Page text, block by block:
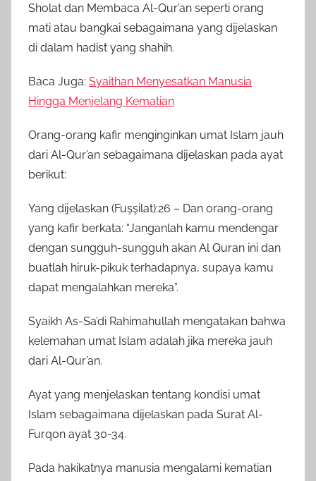
Sholat dan Membaca Al-Qur’an seperti orang
mati atau bangkai sebagaimana yang dijelaskan
di dalam hadist yang shahih.
Baca Juga: Syaithan Menyesatkan Manusia
Hingga Menjelang Kematian
Orang-orang kafir menginginkan umat Islam jauh
dari Al-Qur’an sebagaimana dijelaskan pada ayat
berikut:
Yang dijelaskan (Fuşşilat):26 – Dan orang-orang
yang kafir berkata: “Janganlah kamu mendengar
dengan sungguh-sungguh akan Al Quran ini dan
buatlah hiruk-pikuk terhadapnya, supaya kamu
dapat mengalahkan mereka”.
Syaikh As-Sa’di Rahimahullah mengatakan bahwa
kelemahan umat Islam adalah jika mereka jauh
dari Al-Qur’an.
Ayat yang menjelaskan tentang kondisi umat
Islam sebagaimana dijelaskan pada Surat Al-
Furqon ayat 30-34.
Pada hakikatnya manusia mengalami kematian